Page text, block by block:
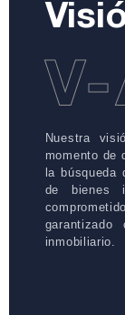
Nuestra
momento de
la
de bienes
inmobiliario.